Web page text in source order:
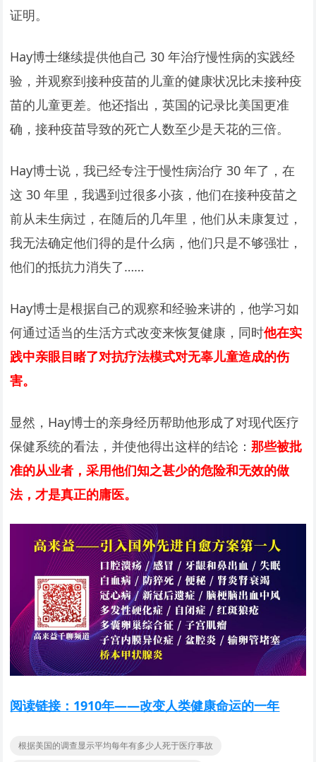
证明。
Hay博士继续提供他自己 30 年治疗慢性病的实践经
验，并观察到接种疫苗的儿童的健康状况比未接种疫
苗的儿童更差。他还指出，英国的记录比美国更准
确，接种疫苗导致的死亡人数至少是天花的三倍。
Hay博士说，我已经专注于慢性病治疗 30 年了，在
这 30 年里，我遇到过很多小孩，他们在接种疫苗之
前从未生病过，在随后的几年里，他们从未康复过，
我无法确定他们得的是什么病，他们只是不够强壮，
他们的抵抗力消失了……
Hay博士是根据自己的观察和经验来讲的，他学习如
何通过适当的生活方式改变来恢复健康，同时他在实
践中亲眼目睹了对抗疗法模式对无辜儿童造成的伤
害。
显然，Hay博士的亲身经历帮助他形成了对现代医疗
保健系统的看法，并使他得出这样的结论：那些被批
准的从业者，采用他们知之甚少的危险和无效的做
法，才是真正的庸医。
阅读链接：1910年——改变人类健康命运的一年
根据美国的调查显示平均每年有多少人死于医疗事故